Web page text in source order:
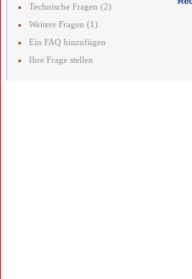
Technische Fragen (2)
Weitere Fragen (1)
Ein FAQ hinzufügen
Ihre Frage stellen